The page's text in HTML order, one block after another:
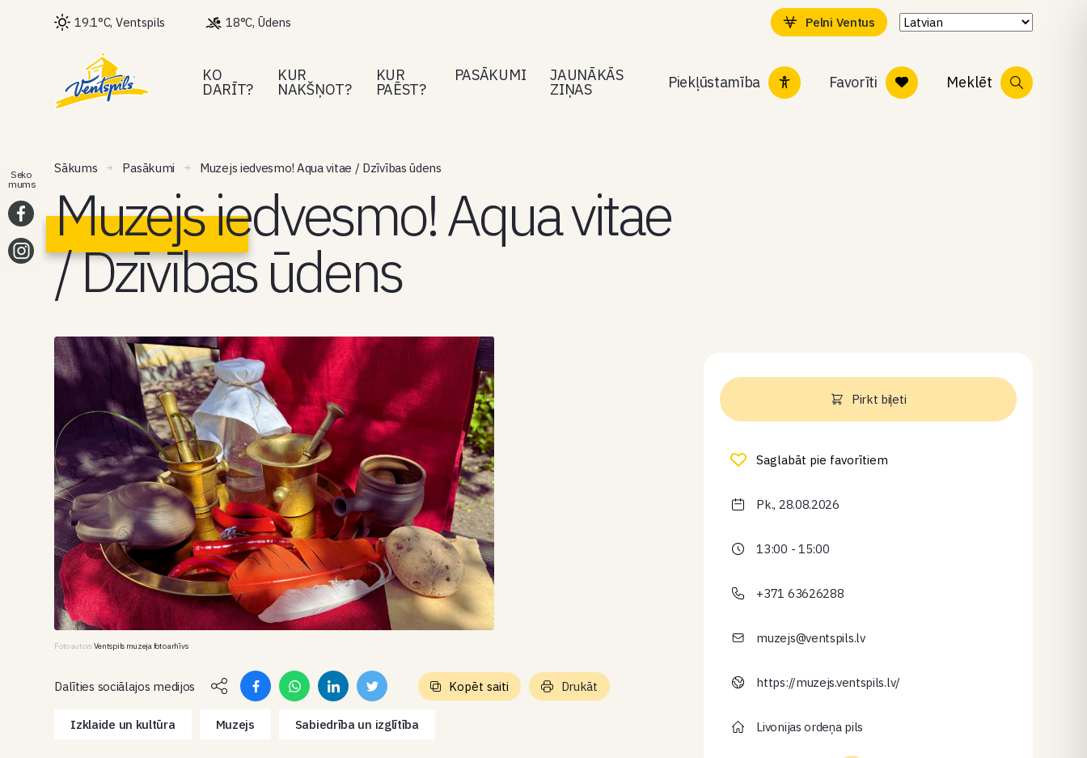
19.1°C, Ventspils 18°C, Ūdens Pelni Ventus
KO
DARĪT?
KUR
NAKŠŅOT?
KUR
PAĒST?
PASĀKUMI JAUNĀKĀS
ZIŅAS Piekļūstamība Favorīti Meklēt
Sākums Pasākumi Muzejs iedvesmo! Aqua vitae / Dzīvības ūdens
Muzejs iedvesmo! Aqua vitae
/ Dzīvības ūdens
Foto autorsVentspils muzeja foto arhīvs
Dalīties sociālajos medijos Kopēt saiti Drukāt
Izklaide un kultūra Muzejs Sabiedrība un izglītība
Pirkt biļeti
Saglabāt pie favorītiem
Pk., 28.08.2026
13:00 - 15:00
+371 63626288
muzejs@ventspils.lv
https://muzejs.ventspils.lv/
Livonijas ordeņa pils
Seko
mums